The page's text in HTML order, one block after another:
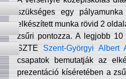
szükséges egy
elkészített munka rövid 2
zsűri pontozza. A legjobb
SZTE Szent-Györgyi Albert
csapatok bemutatják az
prezentáció kíséretében a